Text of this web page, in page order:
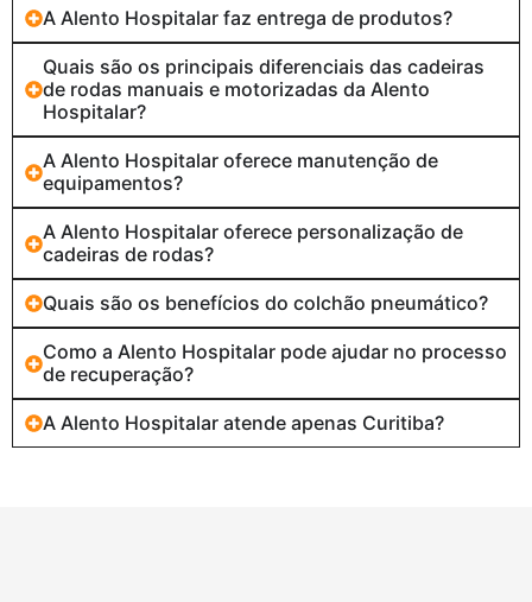
A Alento Hospitalar faz entrega de produtos?
Quais são os principais diferenciais das cadeiras
de rodas manuais e motorizadas da Alento
Hospitalar?
A Alento Hospitalar oferece manutenção de
equipamentos?
A Alento Hospitalar oferece personalização de
cadeiras de rodas?
Quais são os benefícios do colchão pneumático?
Como a Alento Hospitalar pode ajudar no processo
de recuperação?
A Alento Hospitalar atende apenas Curitiba?